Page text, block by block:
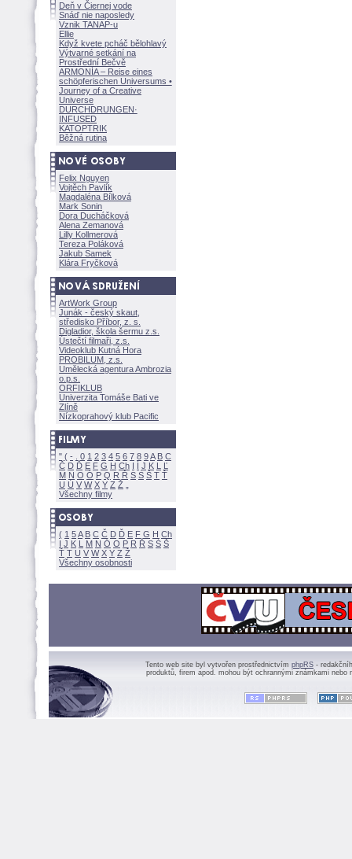
Deň v Čiernej vode
Snáď nie naposledy
Vznik TANAP-u
Ellie
Když kvete pcháč bělohlavý
Výtvarné setkání na
Prostřední Bečvě
ARMONÍA – Reise eines
schöpferischen Universums •
Journey of a Creative
Universe
DURCHDRUNGEN·
INFUSED
KATOPTRIK
Běžná rutina
Felix Nguyen
Vojtěch Pavlík
Magdaléna Bílkov
Mark Sonin
Dora Ducháčkov
Alena Zemanov
Lilly Kollmerov
Tereza Polákov
Jakub Samek
Klára Fryčkov
ArtWork Group
Junák - český skaut,
středisko Příbor, z. s.
Digladior, škola šermu z.s.
Ústečtí filmaři, z.s.
Videoklub Kutná Hora
PROBILUM, z.s.
Umělecká agentura Ambrozia
o.p.s.
ORFIKLUB
Univerzita Tomáše Bati ve
Zlíně
Nízkoprahový klub Pacific
" ( - 0 1 2 3 4 5 6 7 8 9A B C
Č D Ď E F G H Ch I Í J K L
Ľ
M N O Ó P Q R Ř S Ś T Ť
U Ú V W X Y Z
Všechny filmy
( 1 5A B C Č D Ď E F G H Ch
I J K L M N Ó O P R Ř S Ś
Ť T U V W X Y Z
Všechny osobnosti
Tento web site byl vytvořen prostřednictvím phpRS -
produktů, firem apod. mohou být ochrannými známkami